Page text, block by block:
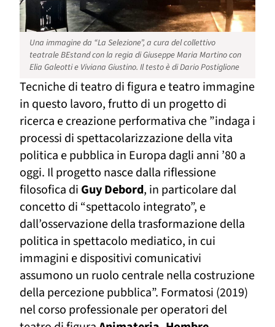
Una immagine da “La Selezione”, a cura del collettivo
teatrale BEstand con la regia di Giuseppe Maria Martino con
Elia Galeotti e Viviana Giustino. Il testo è di Dario Postiglione
Tecniche di teatro di figura e teatro immagine
in questo lavoro, frutto di un progetto di
ricerca e creazione performativa che ”indaga i
processi di spettacolarizzazione della vita
politica e pubblica in Europa dagli anni ’80 a
oggi. Il progetto nasce dalla riflessione
filosofica di Guy Debord, in particolare dal
concetto di “spettacolo integrato”, e
dall’osservazione della trasformazione della
politica in spettacolo mediatico, in cui
immagini e dispositivi comunicativi
assumono un ruolo centrale nella costruzione
della percezione pubblica”. Formatosi (2019)
nel corso professionale per operatori del